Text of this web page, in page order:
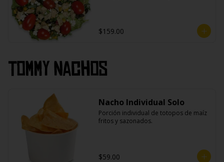
$159.00
Tommy Nachos
Nacho Individual Solo
Porción individual de totopos de maíz
fritos y sazonados.
$59.00